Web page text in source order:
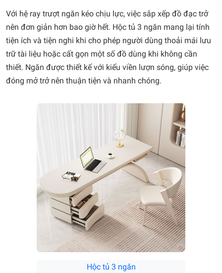
Với hệ ray trượt ngăn kéo chịu lực, việc sắp xếp đồ đạc trở
nên đơn giản hơn bao giờ hết. Hộc tủ 3 ngăn mang lại tính
tiện ích và tiện nghi khi cho phép người dùng thoải mái lưu
trữ tài liệu hoặc cất gọn một số đồ dùng khi không cần
thiết. Ngăn được thiết kế với kiểu viền lượn sóng, giúp việc
đóng mở trở nên thuận tiện và nhanh chóng.
Hộc tủ 3 ngăn